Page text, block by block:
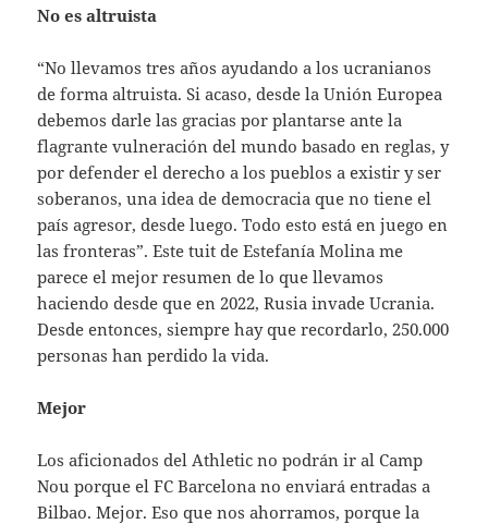
No es altruista
“No llevamos tres años ayudando a los ucranianos
de forma altruista. Si acaso, desde la Unión Europea
debemos darle las gracias por plantarse ante la
flagrante vulneración del mundo basado en reglas, y
por defender el derecho a los pueblos a existir y ser
soberanos, una idea de democracia que no tiene el
país agresor, desde luego. Todo esto está en juego en
las fronteras”. Este tuit de Estefanía Molina me
parece el mejor resumen de lo que llevamos
haciendo desde que en 2022, Rusia invade Ucrania.
Desde entonces, siempre hay que recordarlo, 250.000
personas han perdido la vida.
Mejor
Los aficionados del Athletic no podrán ir al Camp
Nou porque el FC Barcelona no enviará entradas a
Bilbao. Mejor. Eso que nos ahorramos, porque la